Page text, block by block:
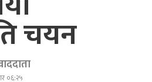
चयन
०६:२५